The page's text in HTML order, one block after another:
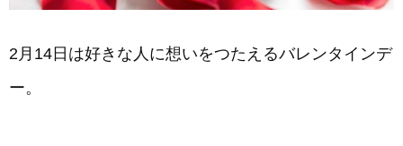
2月14日は好きな人に想いをつたえるバレンタインデ
ー。